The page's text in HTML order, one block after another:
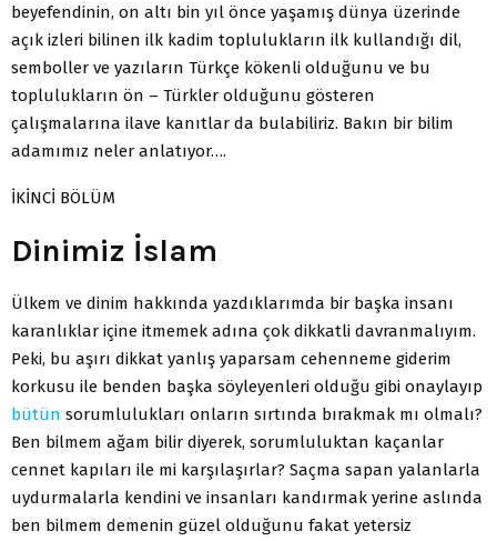
beyefendinin, on altı bin yıl önce yaşamış dünya üzerinde
açık izleri bilinen ilk kadim toplulukların ilk kullandığı dil,
semboller ve yazıların Türkçe kökenli olduğunu ve bu
toplulukların ön – Türkler olduğunu gösteren
çalışmalarına ilave kanıtlar da bulabiliriz. Bakın bir bilim
adamımız neler anlatıyor….
İKİNCİ BÖLÜM
Dinimiz İslam
Ülkem ve dinim hakkında yazdıklarımda bir başka insanı
karanlıklar içine itmemek adına çok dikkatli davranmalıyım.
Peki, bu aşırı dikkat yanlış yaparsam cehenneme giderim
korkusu ile benden başka söyleyenleri olduğu gibi onaylayıp
bütün sorumlulukları onların sırtında bırakmak mı olmalı?
Ben bilmem ağam bilir diyerek, sorumluluktan kaçanlar
cennet kapıları ile mi karşılaşırlar? Saçma sapan yalanlarla
uydurmalarla kendini ve insanları kandırmak yerine aslında
ben bilmem demenin güzel olduğunu fakat yetersiz